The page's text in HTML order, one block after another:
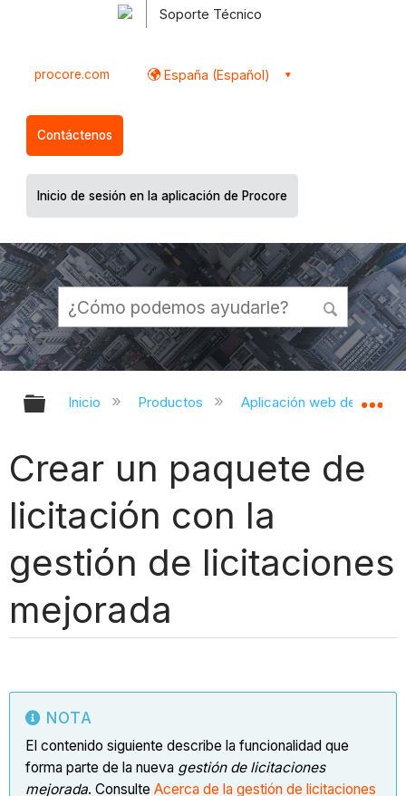
Soporte Técnico
procore.com España (Español)
Contáctenos
Inicio de sesión en la aplicación de Procore
Expandir/contraer jerarquía global
Inicio Productos Aplicación web de
Crear un paquete de
licitación con la
gestión de licitaciones
mejorada
NOTA
El contenido siguiente describe la funcionalidad que
forma parte de la nueva gestión de licitaciones
mejorada. ConsulteAcerca de la gestión de licitaciones